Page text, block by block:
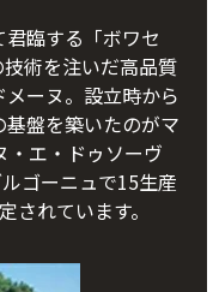
臨する「ボワセ
術を注いだ高品質
ーヌ。設立時から
盤を築いたのがマ
・エ・ドゥソーヴ
ゴーニュで15生産
されています。